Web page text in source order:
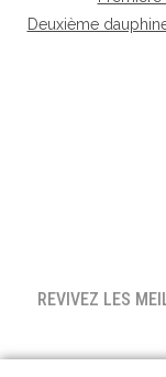
Deuxième
REVIVEZ LES